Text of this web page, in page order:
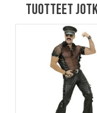
Tuotteet